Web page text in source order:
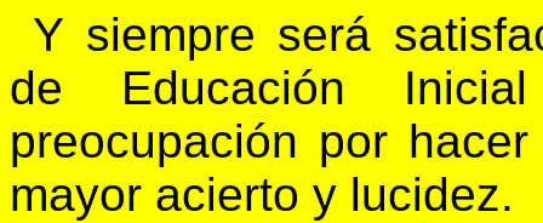
Y siempre será
de Educación
preocupación por
mayor acierto y lucidez.